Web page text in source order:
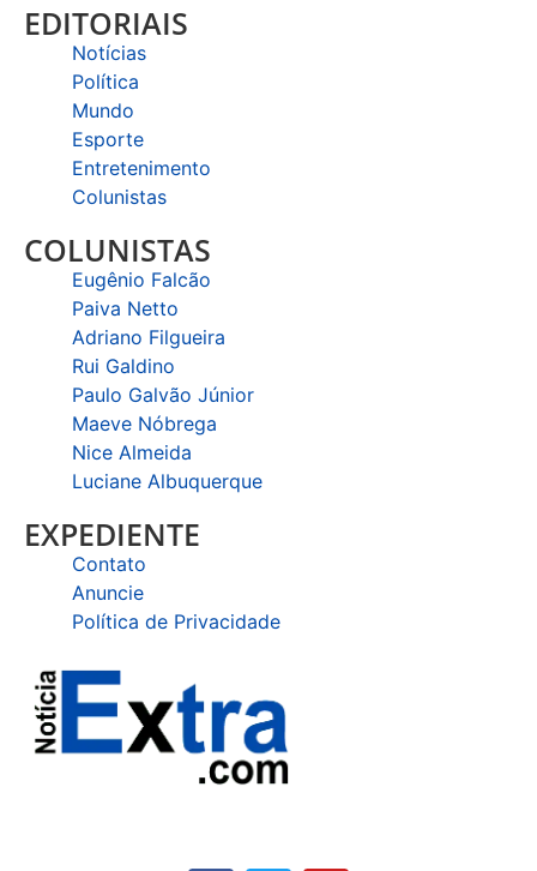
EDITORIAIS
Notícias
Política
Mundo
Esporte
Entretenimento
Colunistas
COLUNISTAS
Eugênio Falcão
Paiva Netto
Adriano Filgueira
Rui Galdino
Paulo Galvão Júnior
Maeve Nóbrega
Nice Almeida
Luciane Albuquerque
EXPEDIENTE
Contato
Anuncie
Política de Privacidade